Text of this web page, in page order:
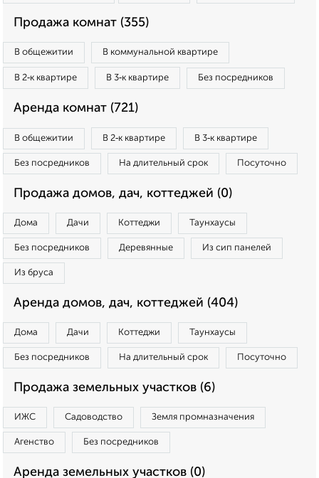
Продажа комнат (355)
В общежитии В коммунальной квартире
В 2‑к квартире В 3‑к квартире Без посредников
Аренда комнат (721)
В общежитии В 2‑к квартире В 3‑к квартире
Без посредников На длительный срок Посуточно
Продажа домов, дач, коттеджей (0)
Дома Дачи Коттеджи Таунхаусы
Без посредников Деревянные Из сип панелей
Из бруса
Аренда домов, дач, коттеджей (404)
Дома Дачи Коттеджи Таунхаусы
Без посредников На длительный срок Посуточно
Продажа земельных участков (6)
ИЖС Садоводство Земля промназначения
Агенство Без посредников
Аренда земельных участков (0)